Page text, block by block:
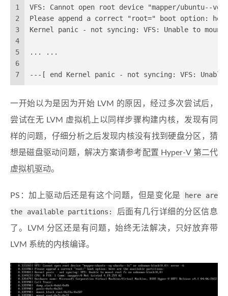
1
2
3
4
5
6
7
VFS: Cannot open root device "mapper/ubuntu--
Please append a correct "root=" boot option:
Kernel panic - not syncing: VFS: Unable to
... ...
---[ end Kernel panic - not syncing: VFS:
一开始以为是因为开始 LVM 的原因，经过多次尝试后，
尝试在无 LVM 虚拟机上以同样步骤构建内核，发现有同
样的问题，仔细分析之后发现内核没有找到硬盘分区，猜
想是磁盘驱动问题，解决方案请参考配置 Hyper-V 第二代
虚拟机驱动。
PS：加上驱动后还是有这个问题，但是变化是
here are
the available partitions:
后面有几行详细的分区信息
了。LVM 分区还是有问题，始终无法解决，只好放弃带
LVM 系统的内核编译。